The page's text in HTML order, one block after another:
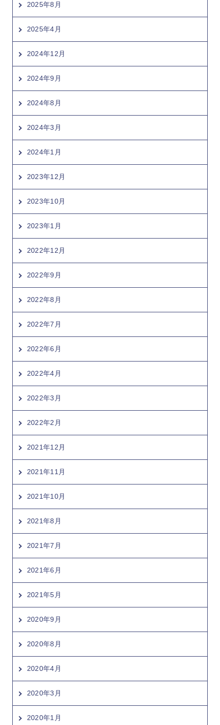
2025年8月
2025年4月
2024年12月
2024年9月
2024年8月
2024年3月
2024年1月
2023年12月
2023年10月
2023年1月
2022年12月
2022年9月
2022年8月
2022年7月
2022年6月
2022年4月
2022年3月
2022年2月
2021年12月
2021年11月
2021年10月
2021年8月
2021年7月
2021年6月
2021年5月
2020年9月
2020年8月
2020年4月
2020年3月
2020年1月